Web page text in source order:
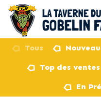
Tous
Top des ventes
En